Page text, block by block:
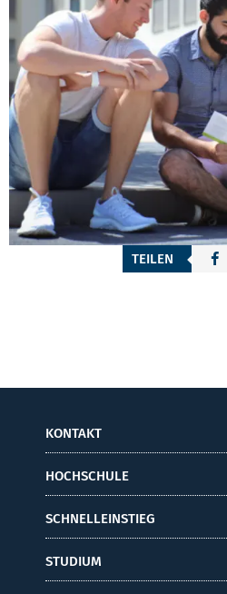
TEILEN
KONTAKT
HOCHSCHULE
SCHNELLEINSTIEG
STUDIUM